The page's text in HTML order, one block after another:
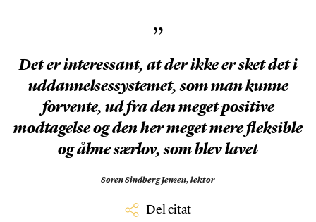
”
Det er interessant, at der ikke er sket det i
uddannelsessystemet, som man kunne
forvente, ud fra den meget positive
modtagelse og den her meget mere fleksible
og åbne særlov, som blev lavet
Søren Sindberg Jensen, lektor
Del citat